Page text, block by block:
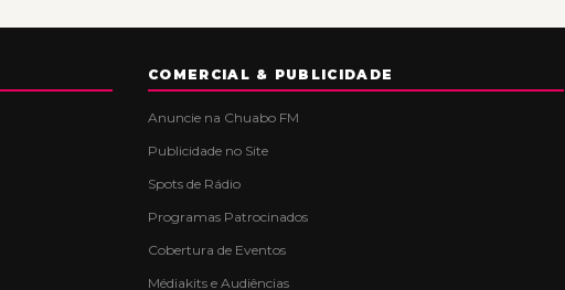
COMERCIAL & PUBLICIDADE
Anuncie na Chuabo FM
Publicidade no Site
Spots de Rádio
Programas Patrocinados
Cobertura de Eventos
Médiakits e Audiências